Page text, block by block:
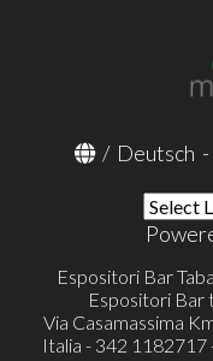
/ Deutsch -
Espositori Bar
Espositori Bar
Via Casamassima
Italia - 342 1182717